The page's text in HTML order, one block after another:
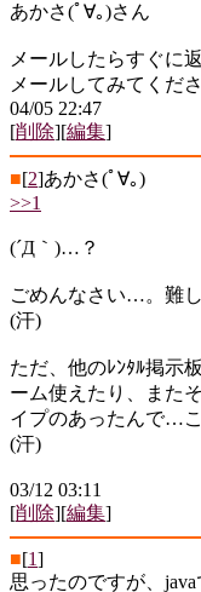
あかさ(ﾟ∀｡)さん
メールしたらすぐに
メールしてみてくださ
04/05 22:47
[削除][編集]
■[2]あかさ(ﾟ∀｡)
>>1
(´Д｀)…？
ごめんなさい…。難
(汗)
ただ、他のﾚﾝﾀﾙ掲示
ーム使えたり、また
イプのあったんで…
(汗)
03/12 03:11
[削除][編集]
■[1]
思ったのですが、java